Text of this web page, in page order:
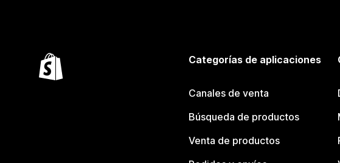
Categorías de aplicaciones
Canales de venta
Búsqueda de productos
Venta de productos